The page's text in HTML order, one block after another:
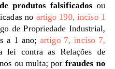
produtos falsificados ou
no artigo 190, inciso 1
de Propriedade Industrial,
a 1 ano; artigo 7, inciso 7,
lei contra as Relações de
ou multa; por fraudes no